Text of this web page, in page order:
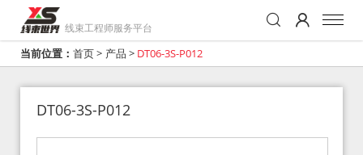
线束工程师服务平台
当前位置： 首页> 产品 > DT06-3S-P012
DT06-3S-P012